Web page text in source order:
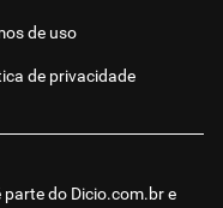
parte do Dicio.com.bre
de uso
de privacidade